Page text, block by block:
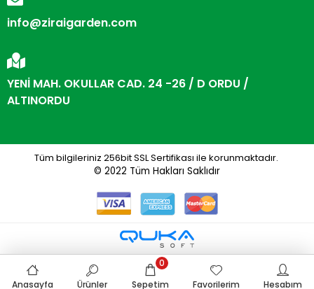
info@ziraigarden.com
YENİ MAH. OKULLAR CAD. 24 -26 / D ORDU /
ALTINORDU
Tüm bilgileriniz 256bit SSL Sertifikası ile korunmaktadır.
© 2022 Tüm Hakları Saklıdır
Anasayfa Ürünler Sepetim
0
Favorilerim
Hesabım